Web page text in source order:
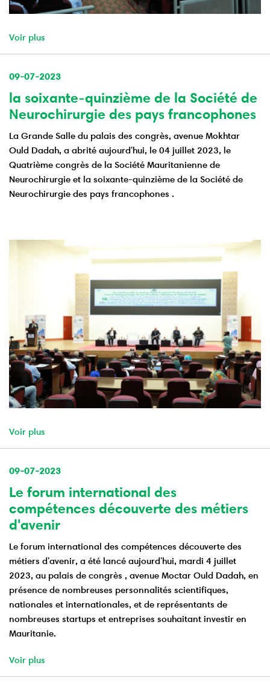
Voir plus
09-07-2023
la soixante-quinzième de la Société de
Neurochirurgie des pays francophones
La Grande Salle du palais des congrès, avenue Mokhtar
Ould Dadah, a abrité aujourd'hui, le 04 juillet 2023, le
Quatrième congrès de la Société Mauritanienne de
Neurochirurgie et la soixante-quinzième de la Société de
Neurochirurgie des pays francophones .
Voir plus
09-07-2023
Le forum international des
compétences découverte des métiers
d'avenir
Le forum international des compétences découverte des
métiers d'avenir, a été lancé aujourd'hui, mardi 4 juillet
2023, au palais de congrès , avenue Moctar Ould Dadah, en
présence de nombreuses personnalités scientifiques,
nationales et internationales, et de représentants de
nombreuses startups et entreprises souhaitant investir en
Mauritanie.
Voir plus